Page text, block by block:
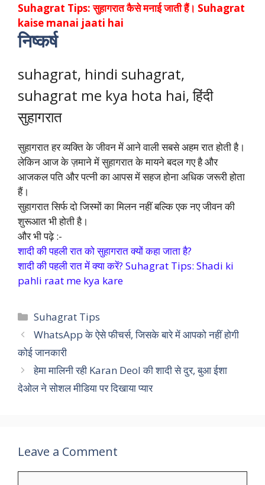
Suhagrat Tips: सुहागरात कैसे मनाई जाती हैं। Suhagrat
kaise manai jaati hai
निष्कर्ष
suhagrat, hindi suhagrat,
suhagrat me kya hota hai, हिंदी
सुहागरात
सुहागरात हर व्यक्ति के जीवन में आने वाली सबसे अहम रात होती है।
लेकिन आज के ज़माने में सुहागरात के मायने बदल गए है और
आजकल पति और पत्नी का आपस में सहज होना अधिक जरूरी होता
हैं।
सुहागरात सिर्फ दो जिस्मों का मिलन नहीं बल्कि एक नए जीवन की
शुरूआत भी होती है।
और भी पढ़े :-
शादी की पहली रात को सुहागरात क्यों कहा जाता है?
शादी की पहली रात में क्या करें? Suhagrat Tips: Shadi ki
pahli raat me kya kare
Categories
Suhagrat Tips
WhatsApp के ऐसे फीचर्स, जिसके बारे में आपको नहीं होगी
कोई जानकारी
हेमा मालिनी रही Karan Deol की शादी से दुर, बुआ ईशा
देओल ने सोशल मीडिया पर दिखाया प्यार
Leave a Comment